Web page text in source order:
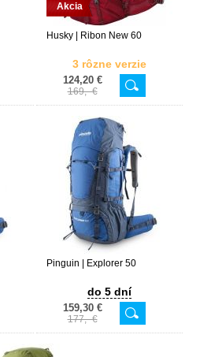
Akcia
Husky | Ribon New 60
3 rôzne verzie
124,20 €
169,- €
Pinguin | Explorer 50
do 5 dní
159,30 €
177,- €